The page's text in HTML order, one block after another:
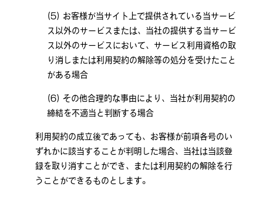
お客様が当サイト上で提供されている当サービ
ス以外のサービスまたは、当社の提供する当サービ
ス以外のサービスにおいて、サービス利用資格の取
り消しまたは利用契約の解除等の処分を受けたこと
がある場合
その他合理的な事由により、当社が利用契約の
締結を不適当と判断する場合
利用契約の成立後であっても、お客様が前項各号のい
ずれかに該当することが判明した場合、当社は当該登
録を取り消すことができ、または利用契約の解除を行
うことができるものとします。